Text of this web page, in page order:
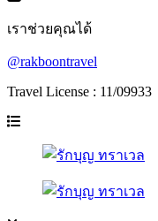
เราช่วยคุณได้
@rakboontravel
Travel License : 11/09933